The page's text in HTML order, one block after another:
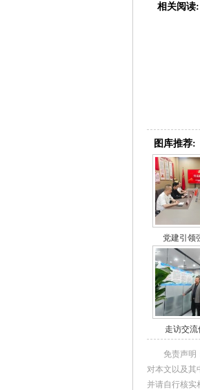
相关阅读:
图库推荐:
党建引领
走访交流
免责声明
对本文以及其
并请自行核实